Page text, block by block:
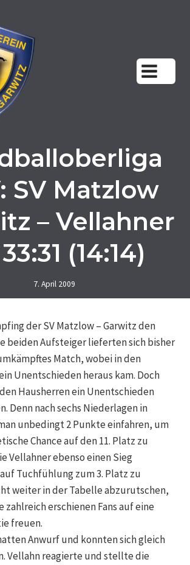
SV Matzlow
– Vellahner
(14:14)
7. April 2009
der SV Matzlow – Garwitz den
beiden Aufsteiger lieferten sich bisher
Match, wobei in den
Unentschieden heraus kam. Doch
Hausherren ein Unentschieden
Denn nach sechs Niederlagen in
unbedingt 2 Punkte einfahren, um
Chance auf den 11. Platz zu
Vellahner ebenso einen Sieg
Tuchfühlung zum 3. Platz zu
weiter in der Tabelle abzurutschen,
zahlreich erschienen Fans auf eine
freuen.
Anwurf und konnten sich gleich
Vellahn reagierte und stellte die